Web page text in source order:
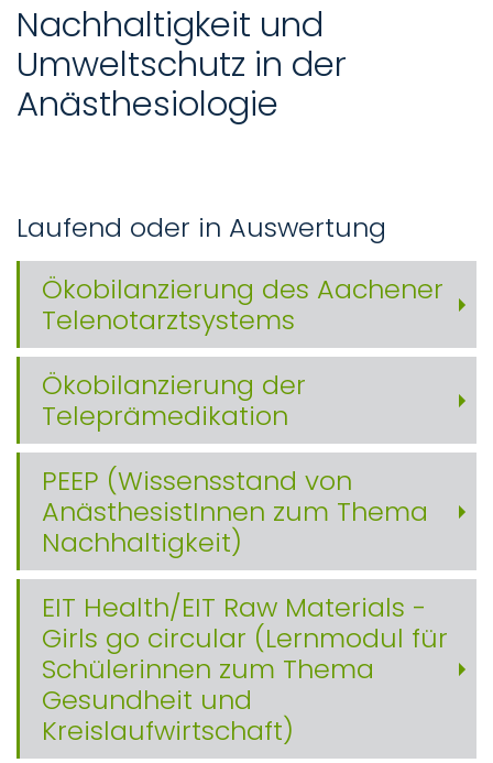
Nachhaltigkeit und
Umweltschutz in der
Anästhesiologie
Laufend oder in Auswertung
Ökobilanzierung des Aachener
Telenotarztsystems
Ökobilanzierung der
Teleprämedikation
PEEP (Wissensstand von
AnästhesistInnen zum Thema
Nachhaltigkeit)
EIT Health/EIT Raw Materials -
Girls go circular (Lernmodul für
Schülerinnen zum Thema
Gesundheit und
Kreislaufwirtschaft)